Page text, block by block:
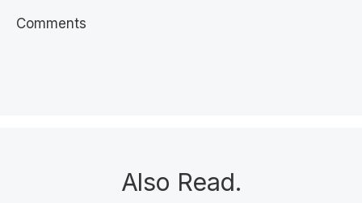
Comments
Also Read.